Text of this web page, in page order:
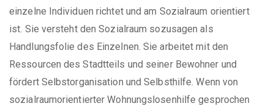
einzelne Individuen richtet und am Sozialraum orientiert
ist. Sie versteht den Sozialraum sozusagen als
Handlungsfolie des Einzelnen. Sie arbeitet mit den
Ressourcen des Stadtteils und seiner Bewohner und
fördert Selbstorganisation und Selbsthilfe. Wenn von
sozialraumorientierter Wohnungslosenhilfe gesprochen